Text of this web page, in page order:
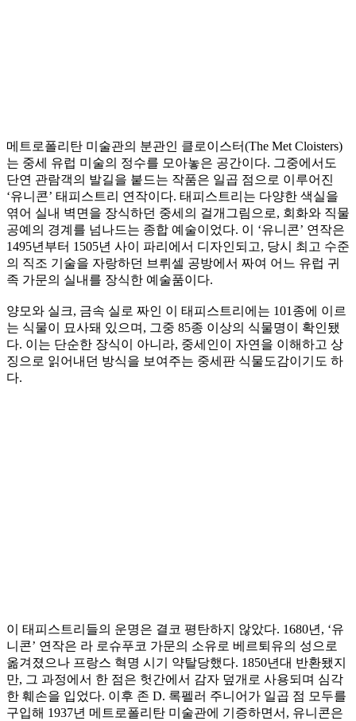
메트로폴리탄 미술관의 분관인 클로이스터(The Met Cloisters)
는 중세 유럽 미술의 정수를 모아놓은 공간이다. 그중에서도
단연 관람객의 발길을 붙드는 작품은 일곱 점으로 이루어진
‘유니콘’ 태피스트리 연작이다. 태피스트리는 다양한 색실을
엮어 실내 벽면을 장식하던 중세의 걸개그림으로, 회화와 직물
공예의 경계를 넘나드는 종합 예술이었다. 이 ‘유니콘’ 연작은
1495년부터 1505년 사이 파리에서 디자인되고, 당시 최고 수준
의 직조 기술을 자랑하던 브뤼셀 공방에서 짜여 어느 유럽 귀
족 가문의 실내를 장식한 예술품이다.
양모와 실크, 금속 실로 짜인 이 태피스트리에는 101종에 이르
는 식물이 묘사돼 있으며, 그중 85종 이상의 식물명이 확인됐
다. 이는 단순한 장식이 아니라, 중세인이 자연을 이해하고 상
징으로 읽어내던 방식을 보여주는 중세판 식물도감이기도 하
다.
이 태피스트리들의 운명은 결코 평탄하지 않았다. 1680년, ‘유
니콘’ 연작은 라 로슈푸코 가문의 소유로 베르퇴유의 성으로
옮겨졌으나 프랑스 혁명 시기 약탈당했다. 1850년대 반환됐지
만, 그 과정에서 한 점은 헛간에서 감자 덮개로 사용되며 심각
한 훼손을 입었다. 이후 존 D. 록펠러 주니어가 일곱 점 모두를
구입해 1937년 메트로폴리탄 미술관에 기증하면서, 유니콘은